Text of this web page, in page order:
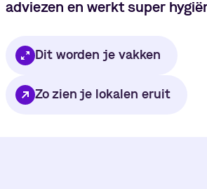
adviezen en werkt super
Dit worden je vakken
Zo zien je lokalen eruit